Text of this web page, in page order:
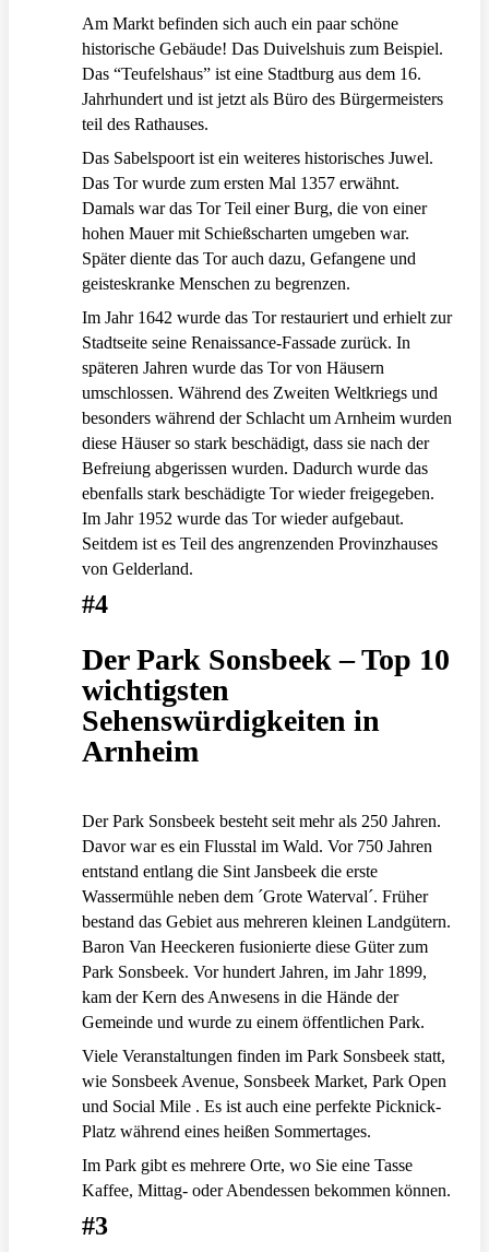
Am Markt befinden sich auch ein paar schöne
historische Gebäude! Das Duivelshuis zum Beispiel.
Das “Teufelshaus” ist eine Stadtburg aus dem 16.
Jahrhundert und ist jetzt als Büro des Bürgermeisters
teil des Rathauses.
Das Sabelspoort ist ein weiteres historisches Juwel.
Das Tor wurde zum ersten Mal 1357 erwähnt.
Damals war das Tor Teil einer Burg, die von einer
hohen Mauer mit Schießscharten umgeben war.
Später diente das Tor auch dazu, Gefangene und
geisteskranke Menschen zu begrenzen.
Im Jahr 1642 wurde das Tor restauriert und erhielt zur
Stadtseite seine Renaissance-Fassade zurück. In
späteren Jahren wurde das Tor von Häusern
umschlossen. Während des Zweiten Weltkriegs und
besonders während der Schlacht um Arnheim wurden
diese Häuser so stark beschädigt, dass sie nach der
Befreiung abgerissen wurden. Dadurch wurde das
ebenfalls stark beschädigte Tor wieder freigegeben.
Im Jahr 1952 wurde das Tor wieder aufgebaut.
Seitdem ist es Teil des angrenzenden Provinzhauses
von Gelderland.
#4
Der Park Sonsbeek – Top 10
wichtigsten
Sehenswürdigkeiten in
Arnheim
Der Park Sonsbeek besteht seit mehr als 250 Jahren.
Davor war es ein Flusstal im Wald. Vor 750 Jahren
entstand entlang die Sint Jansbeek die erste
Wassermühle neben dem ´Grote Waterval´. Früher
bestand das Gebiet aus mehreren kleinen Landgütern.
Baron Van Heeckeren fusionierte diese Güter zum
Park Sonsbeek. Vor hundert Jahren, im Jahr 1899,
kam der Kern des Anwesens in die Hände der
Gemeinde und wurde zu einem öffentlichen Park.
Viele Veranstaltungen finden im Park Sonsbeek statt,
wie Sonsbeek Avenue, Sonsbeek Market, Park Open
und Social Mile . Es ist auch eine perfekte Picknick-
Platz während eines heißen Sommertages.
Im Park gibt es mehrere Orte, wo Sie eine Tasse
Kaffee, Mittag- oder Abendessen bekommen können.
#3